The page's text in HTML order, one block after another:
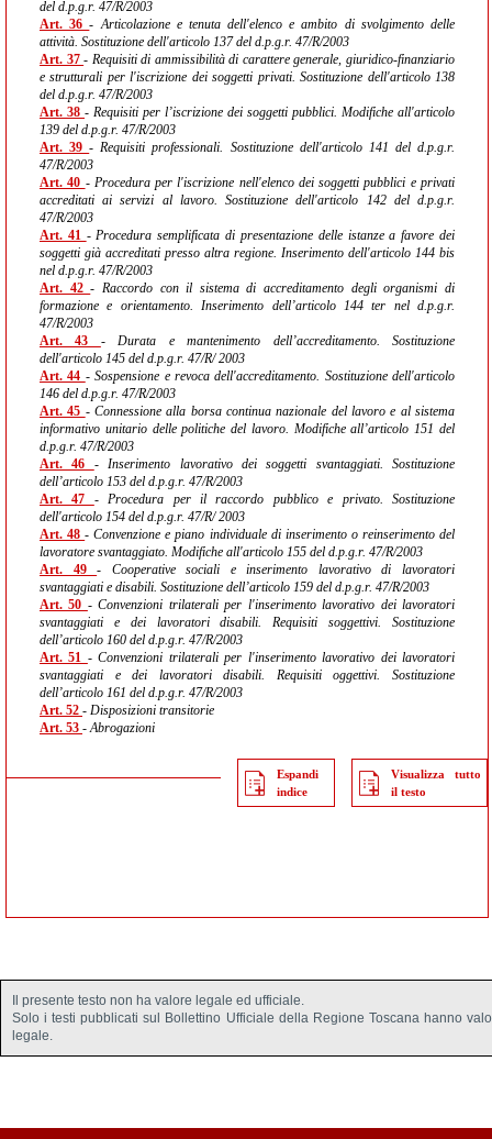
del d.p.g.r. 47/R/2003
Art. 36- Articolazione e tenuta dell'elenco e ambito di svolgimento delle
attività. Sostituzione dell'articolo 137 del d.p.g.r. 47/R/2003
Art. 37- Requisiti di ammissibilità di carattere generale, giuridico-finanziario
e strutturali per l'iscrizione dei soggetti privati. Sostituzione dell'articolo 138
del d.p.g.r. 47/R/2003
Art. 38 - Requisiti per l’iscrizione dei soggetti pubblici. Modifiche all'articolo
139 del d.p.g.r. 47/R/2003
Art. 39- Requisiti professionali. Sostituzione dell'articolo 141 del d.p.g.r.
47/R/2003
Art. 40 - Procedura per l'iscrizione nell'elenco dei soggetti pubblici e privati
accreditati ai servizi al lavoro. Sostituzione dell'articolo 142 del d.p.g.r.
47/R/2003
Art. 41 - Procedura semplificata di presentazione delle istanze a favore dei
soggetti già accreditati presso altra regione. Inserimento dell'articolo 144 bis
nel d.p.g.r. 47/R/2003
Art. 42- Raccordo con il sistema di accreditamento degli organismi di
formazione e orientamento. Inserimento dell’articolo 144 ter nel d.p.g.r.
47/R/2003
Art. 43 - Durata e mantenimento dell’accreditamento. Sostituzione
dell'articolo 145 del d.p.g.r. 47/R/ 2003
Art. 44 - Sospensione e revoca dell'accreditamento. Sostituzione dell'articolo
146 del d.p.g.r. 47/R/2003
Art. 45 - Connessione alla borsa continua nazionale del lavoro e al sistema
informativo unitario delle politiche del lavoro. Modifiche all’articolo 151 del
d.p.g.r. 47/R/2003
Art. 46 - Inserimento lavorativo dei soggetti svantaggiati. Sostituzione
dell’articolo 153 del d.p.g.r. 47/R/2003
Art. 47 - Procedura per il raccordo pubblico e privato. Sostituzione
dell'articolo 154 del d.p.g.r. 47/R/ 2003
Art. 48- Convenzione e piano individuale di inserimento o reinserimento del
lavoratore svantaggiato. Modifiche all'articolo 155 del d.p.g.r. 47/R/2003
Art. 49- Cooperative sociali e inserimento lavorativo di lavoratori
svantaggiati e disabili. Sostituzione dell’articolo 159 del d.p.g.r. 47/R/2003
Art. 50 - Convenzioni trilaterali per l'inserimento lavorativo dei lavoratori
svantaggiati e dei lavoratori disabili. Requisiti soggettivi. Sostituzione
dell’articolo 160 del d.p.g.r. 47/R/2003
Art. 51 - Convenzioni trilaterali per l'inserimento lavorativo dei lavoratori
svantaggiati e dei lavoratori disabili. Requisiti oggettivi. Sostituzione
dell’articolo 161 del d.p.g.r. 47/R/2003
Art. 52 - Disposizioni transitorie
Art. 53 - Abrogazioni
Espandi
indice
Visualizza tutto
il testo
Il presente testo non ha valore legale ed ufficiale.
Solo i testi pubblicati sul Bollettino Ufficiale della Regione Toscana hanno
legale.